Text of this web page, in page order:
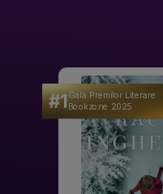
#1Gala Premilor Literare
Bookzone 2025